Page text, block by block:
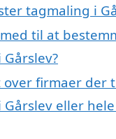
tagmaling i
til at
over firmaer der
eller hele